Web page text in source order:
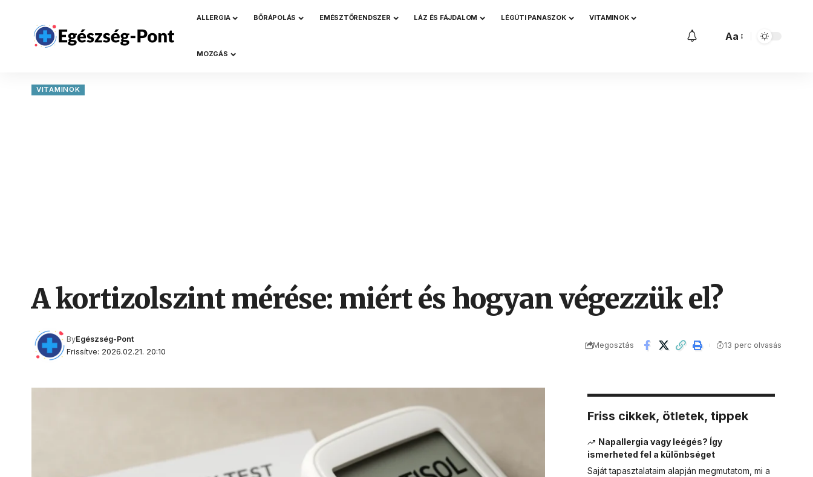
ALLERGIA BŐRÁPOLÁS EMÉSZTŐRENDSZER LÁZ ÉS FÁJDALOM LÉGÚTI PANASZOK VITAMINOK
MOZGÁS
Aa
VITAMINOK
A kortizolszint mérése: miért és hogyan végezzük el?
Frissítve: 2026.02.21. 20:10
ByEgészség-Pont
Megosztás 13 perc olvasás
Friss cikkek, ötletek, tippek
Napallergia vagy leégés? Így
ismerheted fel a különbséget
Saját tapasztalataim alapján megmutatom, mi a